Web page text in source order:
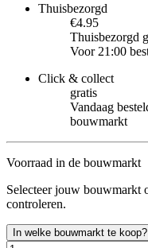
Thuisbezorgd
€4.95
Thuisbezorgd
Voor 21:00
Click & collect
gratis
Vandaag
bouwmarkt
Voorraad in de bouwmarkt
Selecteer jouw bouwmarkt
controleren.
In welke bouwmarkt te koop?